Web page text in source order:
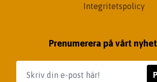
Integritetspolicy
Prenumerera på vårt